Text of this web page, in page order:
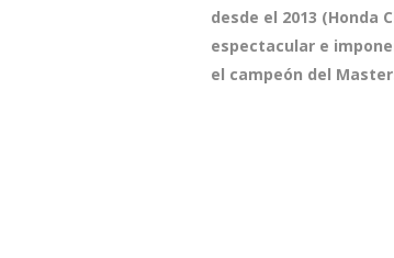
desde el 2013 (Honda
espectacular e
el campeón del